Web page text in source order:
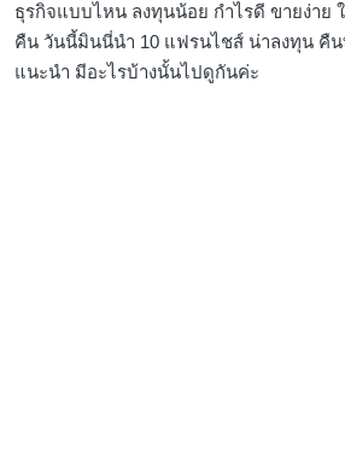
ธุรกิจแบบไหน ลงทุนน้อย กำไรดี ขายง่าย
คืน วันนี้มินนี่นำ 10 แฟรนไชส์ น่าลงทุน คืน
แนะนำ มีอะไรบ้างนั้นไปดูกันค่ะ